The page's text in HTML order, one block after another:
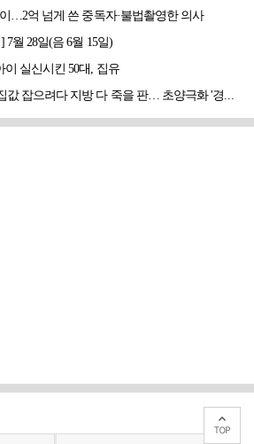
…2억 넘게 쓴 중독자·불법촬영한 의사
월 28일(음 6월 15일)
이 실신시킨 50대, 집유